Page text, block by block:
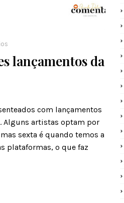
lançamentos da
com lançamentos
artistas optam por
sexta é quando temos a
plataformas, o que faz